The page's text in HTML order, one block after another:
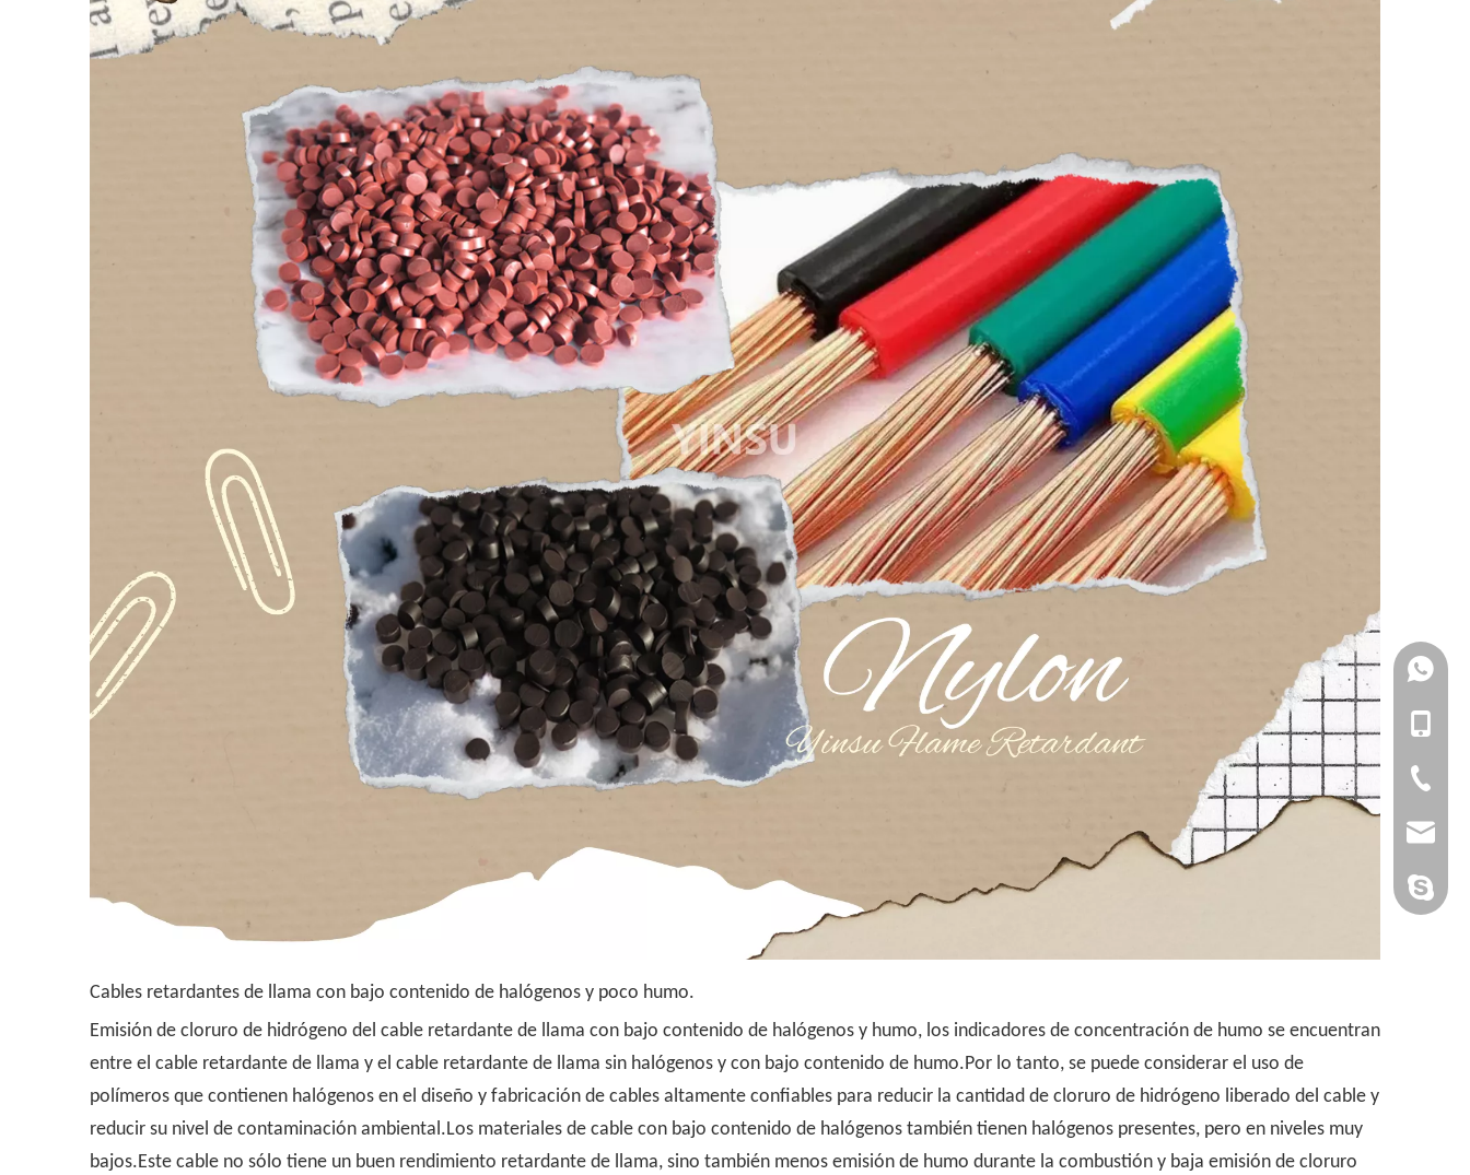
Cables retardantes de llama con bajo contenido de halógenos y poco humo.
Emisión de cloruro de hidrógeno del cable retardante de llama con bajo contenido de halógenos y humo, los indicadores de concentración de humo se encuentran
entre el cable retardante de llama y el cable retardante de llama sin halógenos y con bajo contenido de humo.Por lo tanto, se puede considerar el uso de
polímeros que contienen halógenos en el diseño y fabricación de cables altamente confiables para reducir la cantidad de cloruro de hidrógeno liberado del cable y
reducir su nivel de contaminación ambiental.Los materiales de cable con bajo contenido de halógenos también tienen halógenos presentes, pero en niveles muy
bajos.Este cable no sólo tiene un buen rendimiento retardante de llama, sino también menos emisión de humo durante la combustión y baja emisión de cloruro
+86-
+86-20-
yan-g-
Sandy